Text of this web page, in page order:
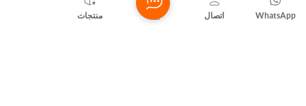
منتجات WhatsApp اتصال